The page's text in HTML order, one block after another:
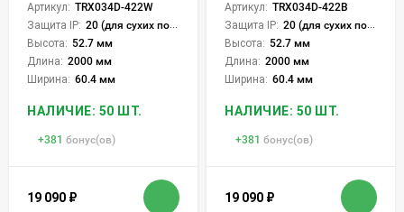
Артикул: TRX034D-422W
Защита IP: 20 (для сухих пом.)
Высота: 52.7 мм
Длина: 2000 мм
Ширина: 60.4 мм
НАЛИЧИЕ: 50 ШТ.
+381 бонус(ов)
19 090 ₽
Артикул: TRX034D-422B
Защита IP: 20 (для сухих пом.)
Высота: 52.7 мм
Длина: 2000 мм
Ширина: 60.4 мм
НАЛИЧИЕ: 50 ШТ.
+381 бонус(ов)
19 090 ₽